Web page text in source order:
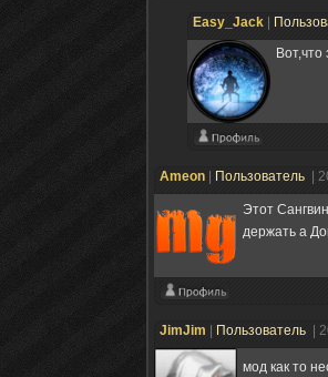
Easy_Jack
Ameon Пользователь |
Этот
держать а
JimJim Пользователь |
мод как то